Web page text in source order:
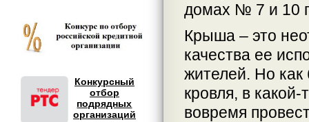
Конкурсный
отбор
подрядных
организаций
домах № 7 и 10
Крыша – это
качества ее
жителей. Но
кровля, в
вовремя